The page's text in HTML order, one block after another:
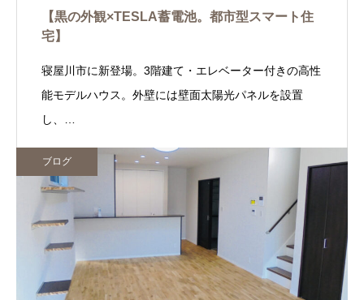
【黒の外観×TESLA蓄電池。都市型スマート住
宅】
寝屋川市に新登場。3階建て・エレベーター付きの高性
能モデルハウス。外壁には壁面太陽光パネルを設置
し、…
ブログ